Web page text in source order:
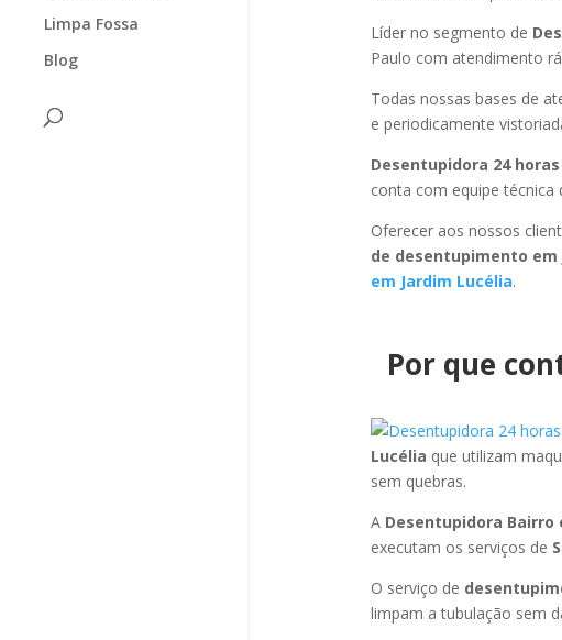
Limpa Fossa
Blog
Líder no segmento de
Paulo com atendimento
Todas nossas bases de
e periodicamente
Desentupidora 24
conta com equipe técnica
Oferecer aos nossos
de desentupimento em
em Jardim Lucélia.
Por que
Lucélia que utilizam
sem quebras.
A Desentupidora Bairro
executam os serviços de
O serviço de
limpam a tubulação sem